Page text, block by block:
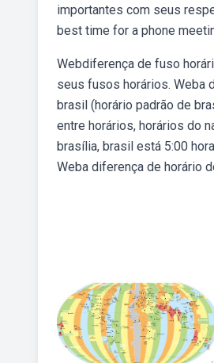
importantes com seus
best time for a phone
Webdiferença de fuso
seus fusos horários. Weba
brasil (horário padrão de
entre horários, horários do
brasília, brasil está 5:00
Weba diferença de horário